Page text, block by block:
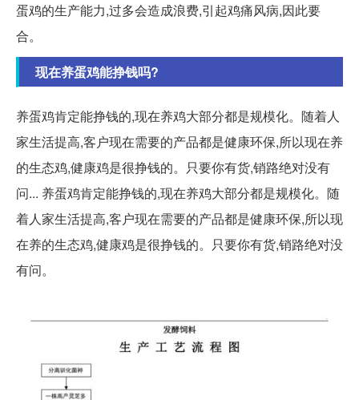
蛋鸡的生产能力,过多会造成浪费,引起鸡痛风病,因此要
合。
现在养蛋鸡能挣钱吗?
养蛋鸡肯定能挣钱的,现在养鸡大部分都是规模化。随着人
家生活提高,客户现在需要的产品都是健康环保,所以现在养
的生态鸡,健康鸡是很挣钱的。只要你有货,销路绝对没有
问... 养蛋鸡肯定能挣钱的,现在养鸡大部分都是规模化。随
着人家生活提高,客户现在需要的产品都是健康环保,所以现
在养的生态鸡,健康鸡是很挣钱的。只要你有货,销路绝对没
有问。